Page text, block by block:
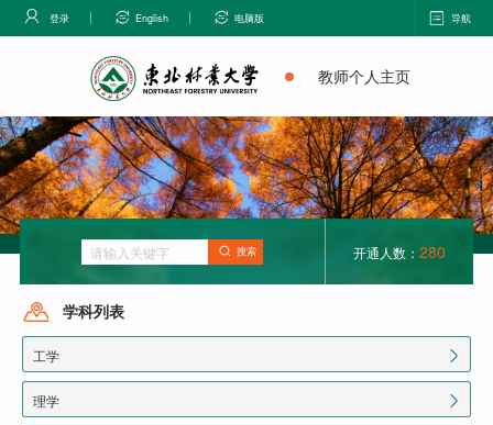
登录 English 电脑版 导航
教师个人主页
搜索 开通人数： 280
学科列表
工学
理学